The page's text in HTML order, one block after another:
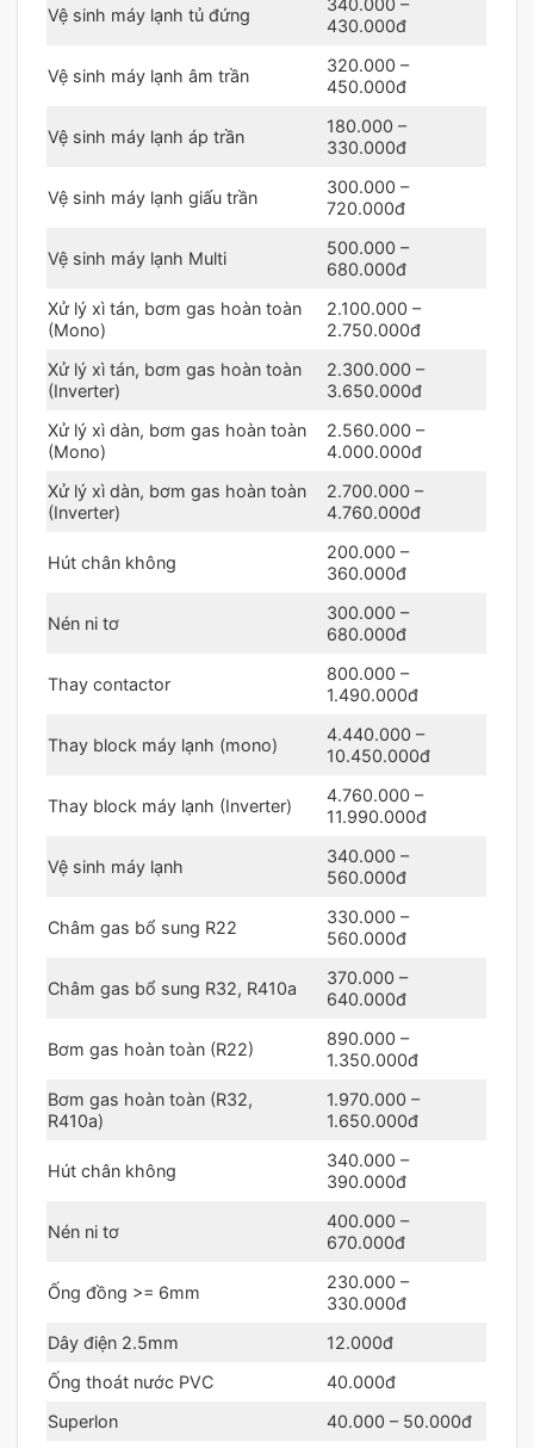
Vệ sinh máy lạnh tủ đứng
430.000đ
Vệ sinh máy lạnh âm trần
320.000 –
450.000đ
Vệ sinh máy lạnh áp trần
180.000 –
330.000đ
Vệ sinh máy lạnh giấu trần
300.000 –
720.000đ
Vệ sinh máy lạnh Multi
500.000 –
680.000đ
Xử lý xì tán, bơm gas hoàn toàn
(Mono)
2.100.000 –
2.750.000đ
Xử lý xì tán, bơm gas hoàn toàn
(Inverter)
2.300.000 –
3.650.000đ
Xử lý xì dàn, bơm gas hoàn toàn
(Mono)
2.560.000 –
4.000.000đ
Xử lý xì dàn, bơm gas hoàn toàn
(Inverter)
2.700.000 –
4.760.000đ
Hút chân không
200.000 –
360.000đ
Nén ni tơ
300.000 –
680.000đ
Thay contactor
800.000 –
1.490.000đ
Thay block máy lạnh (mono)
4.440.000 –
10.450.000đ
Thay block máy lạnh (Inverter)
4.760.000 –
11.990.000đ
Vệ sinh máy lạnh
340.000 –
560.000đ
Châm gas bổ sung R22
330.000 –
560.000đ
Châm gas bổ sung R32, R410a
370.000 –
640.000đ
Bơm gas hoàn toàn (R22)
890.000 –
1.350.000đ
Bơm gas hoàn toàn (R32,
R410a)
1.970.000 –
1.650.000đ
Hút chân không
340.000 –
390.000đ
Nén ni tơ
400.000 –
670.000đ
Ống đồng >= 6mm
230.000 –
330.000đ
Dây điện 2.5mm
12.000đ
Ống thoát nước PVC
40.000đ
Superlon
40.000 – 50.000đ